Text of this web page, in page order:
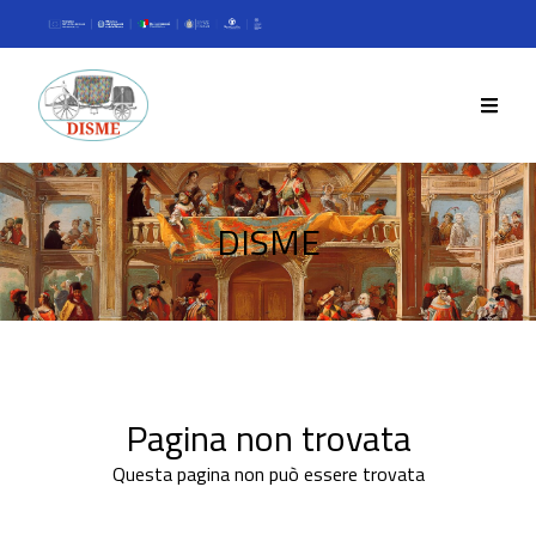
DISME
Pagina non trovata
Questa pagina non può essere trovata